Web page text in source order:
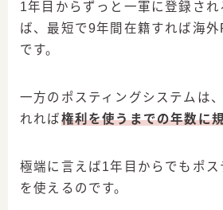
1年目からずっと一軍に登録され
ば、最短で9年間在籍すれば海
です。
一方のポスティングシステムは
れれば権利を使うまでの年数に
極端に言えば1年目からでもポス
を使えるのです。